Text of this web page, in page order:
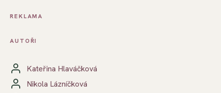
REKLAMA
AUTOŘI
Kateřina Hlaváčková
Nikola Lázníčková